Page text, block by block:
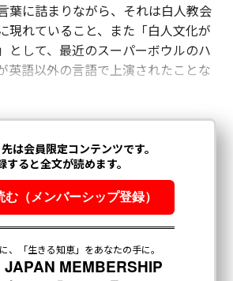
葉に詰まりながら、それは白人教会
現れていること、また「白人文化が
として、最近のスーパーボウルのハ
英語以外の言語で上演されたことな